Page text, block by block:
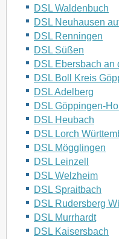
DSL Waldenbuch
DSL Neuhausen
DSL Renningen
DSL Süßen
DSL Ebersbach an
DSL Boll Kreis
DSL Adelberg
DSL Göppingen-
DSL Heubach
DSL Lorch
DSL Mögglingen
DSL Leinzell
DSL Welzheim
DSL Spraitbach
DSL Rudersberg
DSL Murrhardt
DSL Kaisersbach